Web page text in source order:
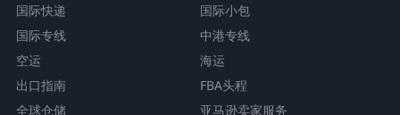
国际快递
国际小包
国际专线
中港专线
空运
海运
出口指南
FBA头程
全球仓储
亚马逊卖家服务